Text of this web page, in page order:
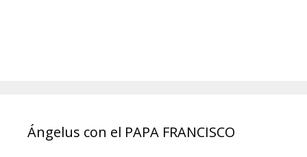
Ángelus con el PAPA FRANCISCO